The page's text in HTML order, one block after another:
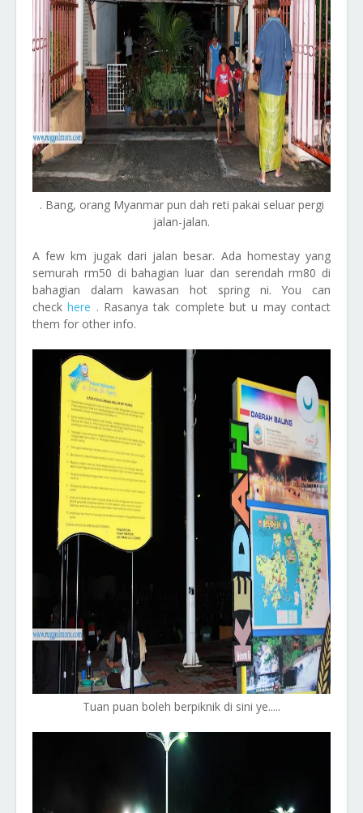
. Bang, orang Myanmar pun dah reti pakai seluar pergi
jalan-jalan.
A few km jugak dari jalan besar. Ada homestay yang
semurah rm50 di bahagian luar dan serendah rm80 di
bahagian dalam kawasan hot spring ni. You can
checkhere . Rasanya tak complete but u may contact
them for other info.
Tuan puan boleh berpiknik di sini ye.....